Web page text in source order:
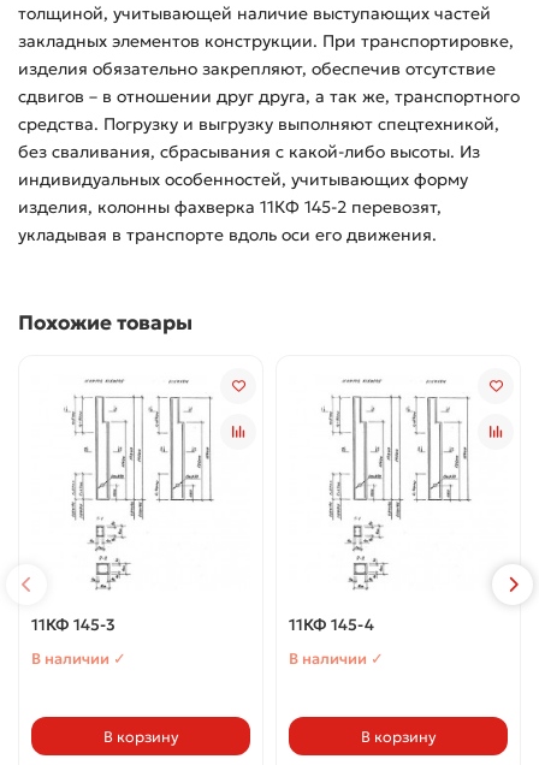
толщиной, учитывающей наличие выступающих частей
закладных элементов конструкции. При транспортировке,
изделия обязательно закрепляют, обеспечив отсутствие
сдвигов – в отношении друг друга, а так же, транспортного
средства. Погрузку и выгрузку выполняют спецтехникой,
без сваливания, сбрасывания с какой-либо высоты. Из
индивидуальных особенностей, учитывающих форму
изделия, колонны фахверка 11КФ 145-2 перевозят,
укладывая в транспорте вдоль оси его движения.
Похожие товары
11КФ 145-3
В наличии ✓
В корзину
11КФ 145-4
В наличии ✓
В корзину